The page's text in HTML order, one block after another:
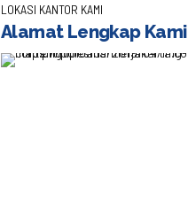
LOKASI KANTOR KAMI
Alamat Lengkap Kami